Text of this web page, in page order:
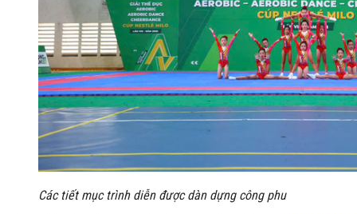
Các tiết mục trình diễn được dàn dựng công phu